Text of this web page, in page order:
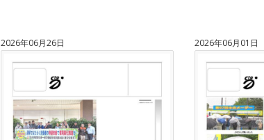
2026年06月26日 2026年06月01日